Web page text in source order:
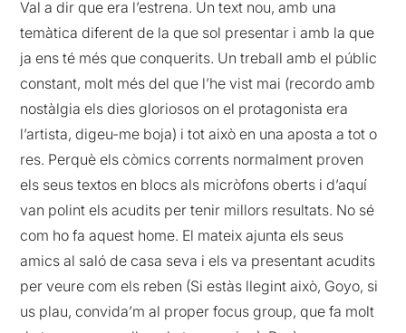
Val a dir que era l’estrena. Un text nou, amb una
temàtica diferent de la que sol presentar i amb la que
ja ens té més que conquerits. Un treball amb el públic
constant, molt més del que l’he vist mai (recordo amb
nostàlgia els dies gloriosos on el protagonista era
l’artista, digeu-me boja) i tot això en una aposta a tot o
res. Perquè els còmics corrents normalment proven
els seus textos en blocs als micròfons oberts i d’aquí
van polint els acudits per tenir millors resultats. No sé
com ho fa aquest home. El mateix ajunta els seus
amics al saló de casa seva i els va presentant acudits
per veure com els reben (Si estàs llegint això, Goyo, si
us plau, convida’m al proper focus group, que fa molt